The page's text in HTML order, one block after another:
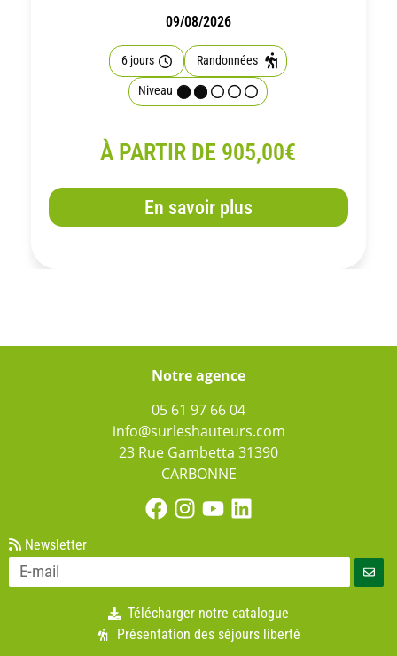
09/08/2026
6 jours
Randonnées
Niveau
À PARTIR DE 905,00€
En savoir plus
Notre agence
05 61 97 66 04
info@surleshauteurs.com
23 Rue Gambetta 31390
CARBONNE
Newsletter
Télécharger notre catalogue
Présentation des séjours liberté